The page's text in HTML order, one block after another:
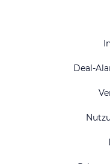
Deal-